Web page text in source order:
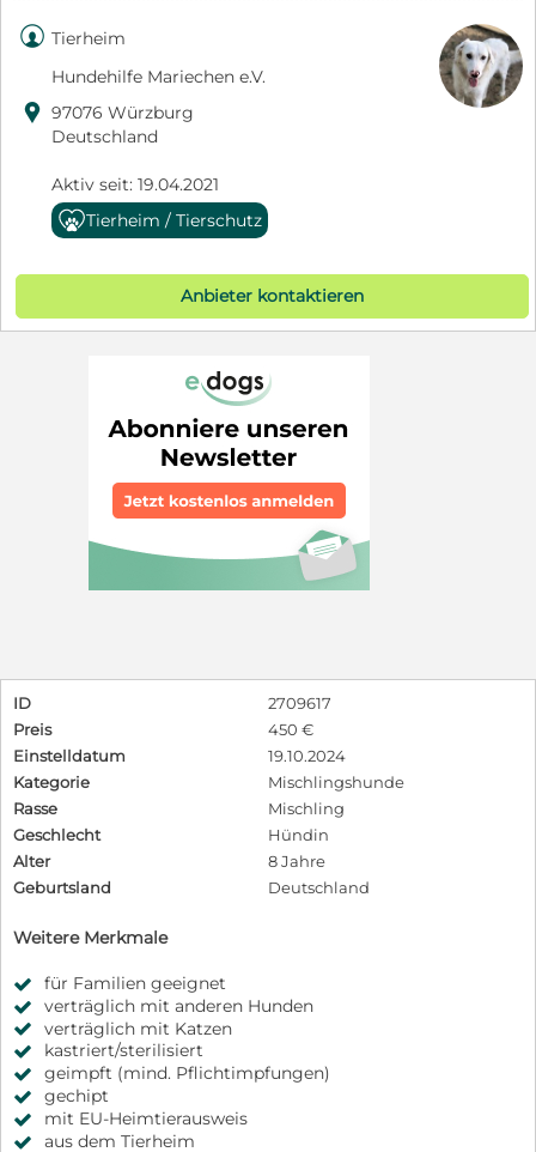
 Tierheim
Hundehilfe Mariechen e.V.
 97076 Würzburg
Deutschland
Aktiv seit: 19.04.2021
Tierheim / Tierschutz
Anbieter kontaktieren
ID
2709617
Preis
450 €
Einstelldatum
19.10.2024
Kategorie
Mischlingshunde
Rasse
Mischling
Geschlecht
Hündin
Alter
8 Jahre
Geburtsland
Deutschland
Weitere Merkmale
für Familien geeignet
verträglich mit anderen Hunden
verträglich mit Katzen
kastriert/sterilisiert
geimpft (mind. Pflichtimpfungen)
gechipt
mit EU-Heimtierausweis
aus dem Tierheim